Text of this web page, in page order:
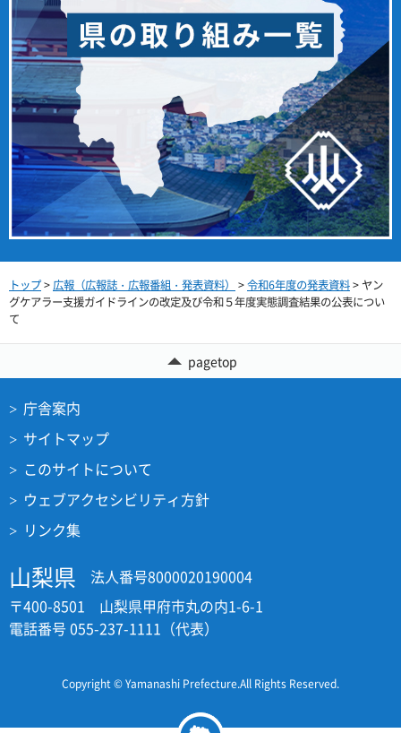
トップ>広報（広報誌・広報番組・発表資料） >令和6年度の発表資料> ヤン
グケアラー支援ガイドラインの改定及び令和５年度実態調査結果の公表につい
て
pagetop
庁舎案内
サイトマップ
このサイトについて
ウェブアクセシビリティ方針
リンク集
山梨県
法人番号8000020190004
〒400-8501 山梨県甲府市丸の内1-6-1
電話番号 055-237-1111（代表）
Copyright © Yamanashi Prefecture.All Rights Reserved.